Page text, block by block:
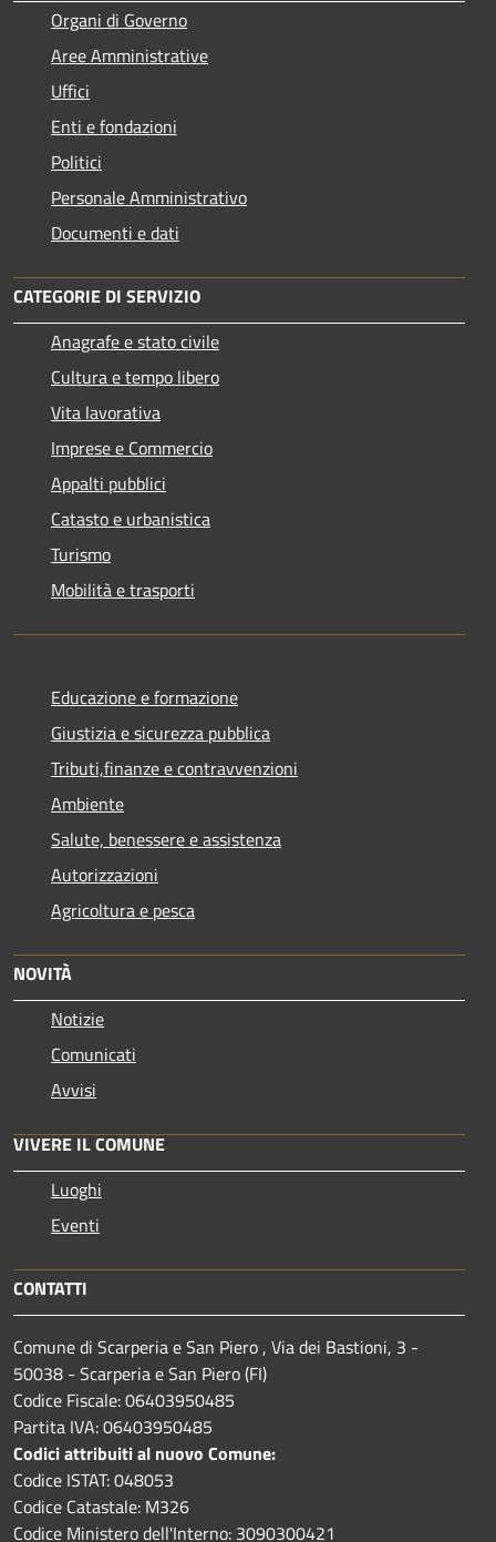
Organi di Governo
Aree Amministrative
Uffici
Enti e fondazioni
Politici
Personale Amministrativo
Documenti e dati
CATEGORIE DI SERVIZIO
Anagrafe e stato civile
Cultura e tempo libero
Vita lavorativa
Imprese e Commercio
Appalti pubblici
Catasto e urbanistica
Turismo
Mobilità e trasporti
Educazione e formazione
Giustizia e sicurezza pubblica
Tributi,finanze e contravvenzioni
Ambiente
Salute, benessere e assistenza
Autorizzazioni
Agricoltura e pesca
NOVITÀ
Notizie
Comunicati
Avvisi
VIVERE IL COMUNE
Luoghi
Eventi
CONTATTI
Comune di Scarperia e San Piero , Via dei Bastioni, 3 -
50038 - Scarperia e San Piero (FI)
Codice Fiscale: 06403950485
Partita IVA: 06403950485
Codici attribuiti al nuovo Comune:
Codice ISTAT: 048053
Codice Catastale: M326
Codice Ministero dell'Interno: 3090300421